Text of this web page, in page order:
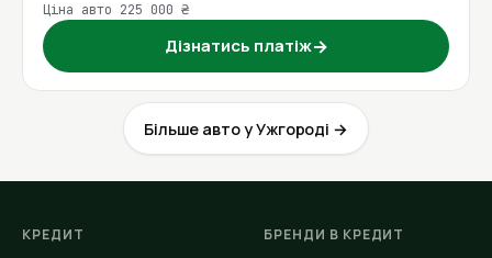
Ціна авто 225 000 ₴
Дізнатись платіж→
Більше авто у Ужгороді →
КРЕДИТ БРЕНДИ В КРЕДИТ